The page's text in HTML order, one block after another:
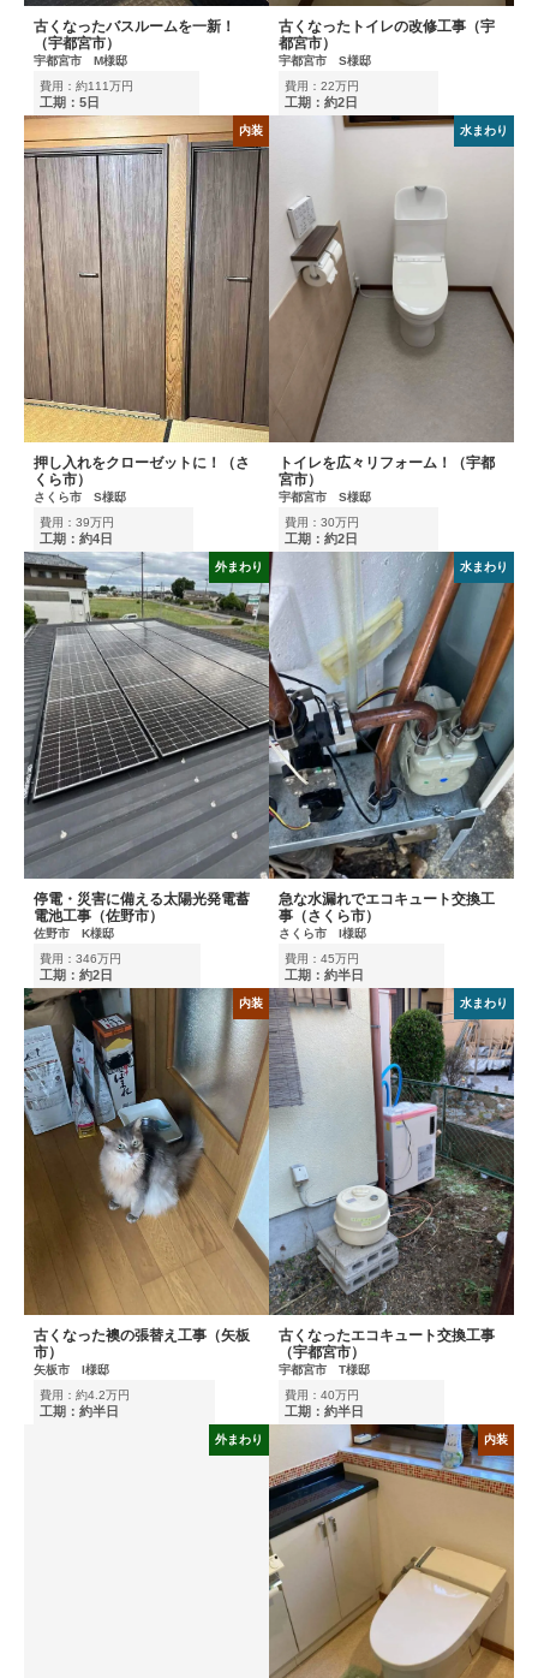
古くなったバスルームを一新！
（宇都宮市）
宇都宮市 M様邸
費用：約111万円
工期：5日
古くなったトイレの改修工事（宇
都宮市）
宇都宮市 S様邸
費用：22万円
工期：約2日
内装
押し入れをクローゼットに！（さ
くら市）
さくら市 S様邸
費用：39万円
工期：約4日
水まわり
トイレを広々リフォーム！（宇都
宮市）
宇都宮市 S様邸
費用：30万円
工期：約2日
外まわり
停電・災害に備える太陽光発電蓄
電池工事（佐野市）
佐野市 K様邸
費用：346万円
工期：約2日
水まわり
急な水漏れでエコキュート交換工
事（さくら市）
さくら市 I様邸
費用：45万円
工期：約半日
内装
古くなった襖の張替え工事（矢板
市）
矢板市 I様邸
費用：約4.2万円
工期：約半日
水まわり
古くなったエコキュート交換工事
（宇都宮市）
宇都宮市 T様邸
費用：40万円
工期：約半日
外まわり 内装